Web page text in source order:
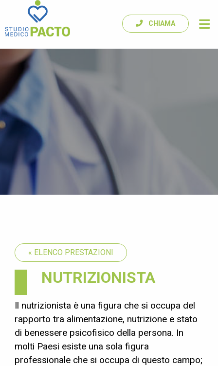
CHIAMA
« ELENCO PRESTAZIONI
NUTRIZIONISTA
Il nutrizionista è una figura che si occupa del
rapporto tra alimentazione, nutrizione e stato
di benessere psicofisico della persona. In
molti Paesi esiste una sola figura
professionale che si occupa di questo campo;